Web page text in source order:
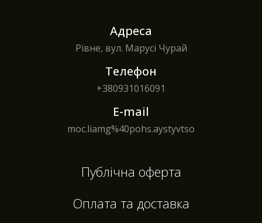
Адреса
Рівне, вул. Марусі Чурай
Телефон
+380931016091
E-mail
moc.liamg%40pohs.aystyvtso
Публічна оферта
Оплата та доставка